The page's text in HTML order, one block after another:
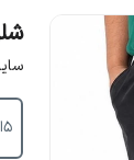
5ایکس لارج